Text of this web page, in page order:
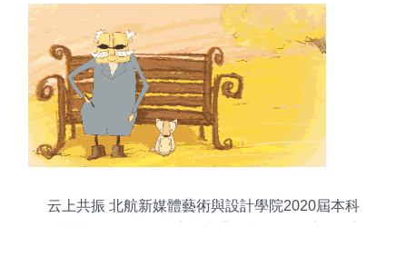
云上共振 北航新媒體藝術與設計學院2020屆本科